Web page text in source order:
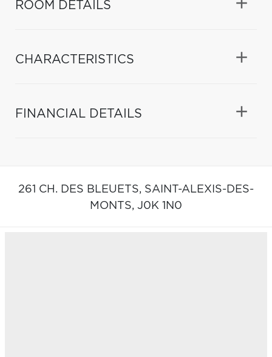
ROOM DETAILS
CHARACTERISTICS
FINANCIAL DETAILS
261 CH. DES BLEUETS, SAINT-ALEXIS-DES-
MONTS, J0K 1N0